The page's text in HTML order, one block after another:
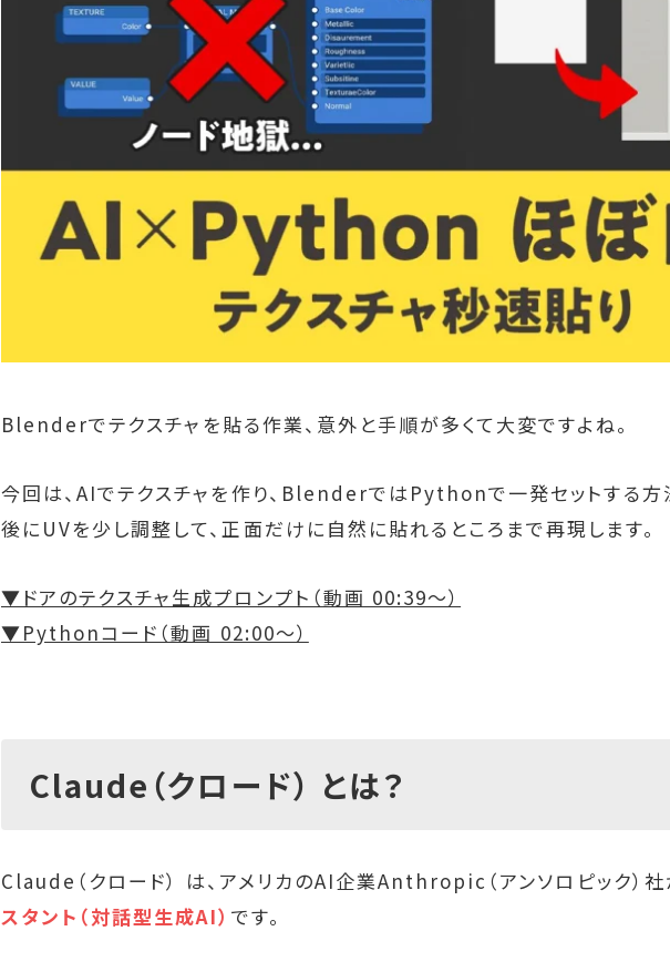
Blenderでテクスチャを貼る作業、意外と手順が多くて大変ですよね。
今回は、AIでテクスチャを作り、BlenderではPythonで一発セットする方
後にUVを少し調整して、正面だけに自然に貼れるところまで再現します。
▼ドアのテクスチャ生成プロンプト（動画 00:39～）
▼Pythonコード（動画 02:00～）
Claude（クロード） とは？
Claude（クロード） は、アメリカのAI企業Anthropic（アンソロピック）
スタント（対話型生成AI） です。